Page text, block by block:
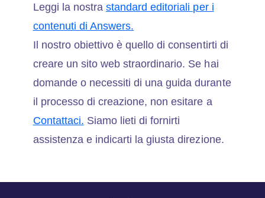
Leggi la nostra standard editoriali per i
contenuti di Answers.
Il nostro obiettivo è quello di consentirti di
creare un sito web straordinario. Se hai
domande o necessiti di una guida durante
il processo di creazione, non esitare a
Contattaci. Siamo lieti di fornirti
assistenza e indicarti la giusta direzione.